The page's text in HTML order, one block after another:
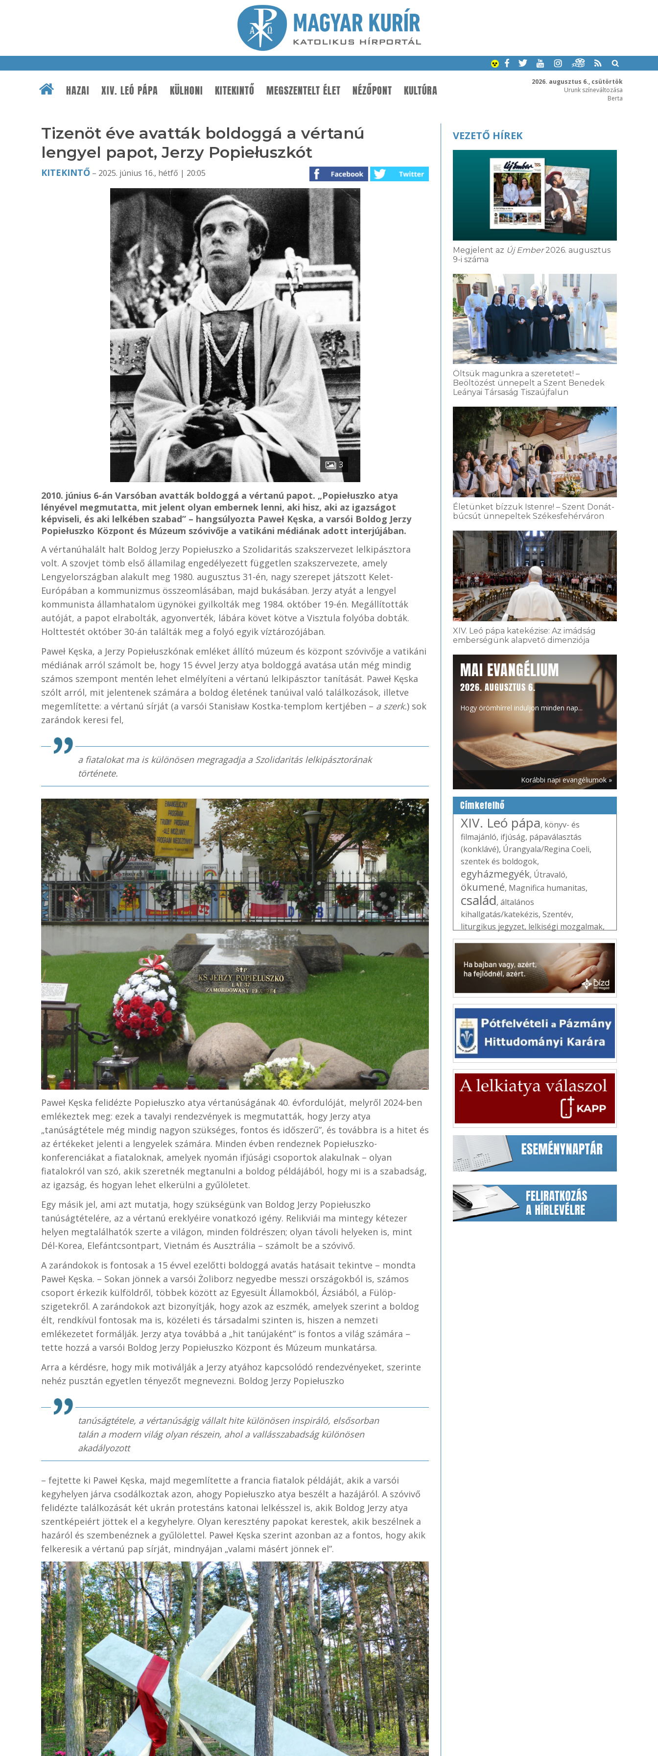
2026. augusztus 6., csütörtök
Urunk színeváltozása
Berta
HAZAI XIV. LEÓ PÁPA KÜLHONI KITEKINTŐ MEGSZENTELT ÉLET NÉZŐPONT KULTÚRA
Tizenöt éve avatták boldoggá a vértanú
lengyel papot, Jerzy Popiełuszkót
KITEKINTŐ – 2025. június 16., hétfő | 20:05
3
2010. június 6-án Varsóban avatták boldoggá a vértanú papot. „Popiełuszko atya
lényével megmutatta, mit jelent olyan embernek lenni, aki hisz, aki az igazságot
képviseli, és aki lelkében szabad” – hangsúlyozta Paweł Kęska, a varsói Boldog Jerzy
Popiełuszko Központ és Múzeum szóvivője a vatikáni médiának adott interjújában.
A vértanúhalált halt Boldog Jerzy Popiełuszko a Szolidaritás szakszervezet lelkipásztora
volt. A szovjet tömb első államilag engedélyezett független szakszervezete, amely
Lengyelországban alakult meg 1980. augusztus 31-én, nagy szerepet játszott Kelet-
Európában a kommunizmus összeomlásában, majd bukásában. Jerzy atyát a lengyel
kommunista államhatalom ügynökei gyilkolták meg 1984. október 19-én. Megállították
autóját, a papot elrabolták, agyonverték, lábára követ kötve a Visztula folyóba dobták.
Holttestét október 30-án találták meg a folyó egyik víztározójában.
Paweł Kęska, a Jerzy Popiełuszkónak emléket állító múzeum és központ szóvivője a vatikáni
médiának arról számolt be, hogy 15 évvel Jerzy atya boldoggá avatása után még mindig
számos szempont mentén lehet elmélyíteni a vértanú lelkipásztor tanítását. Paweł Kęska
szólt arról, mit jelentenek számára a boldog életének tanúival való találkozások, illetve
megemlítette: a vértanú sírját (a varsói Stanisław Kostka-templom kertjében – a szerk.) sok
zarándok keresi fel,
a fiatalokat ma is különösen megragadja a Szolidaritás lelkipásztorának
története.
Paweł Kęska felidézte Popiełuszko atya vértanúságának 40. évfordulóját, melyről 2024-ben
emlékeztek meg: ezek a tavalyi rendezvények is megmutatták, hogy Jerzy atya
„tanúságtétele még mindig nagyon szükséges, fontos és időszerű”, és továbbra is a hitet és
az értékeket jelenti a lengyelek számára. Minden évben rendeznek Popiełuszko-
konferenciákat a fiataloknak, amelyek nyomán ifjúsági csoportok alakulnak – olyan
fiatalokról van szó, akik szeretnék megtanulni a boldog példájából, hogy mi is a szabadság,
az igazság, és hogyan lehet elkerülni a gyűlöletet.
Egy másik jel, ami azt mutatja, hogy szükségünk van Boldog Jerzy Popiełuszko
tanúságtételére, az a vértanú ereklyéire vonatkozó igény. Relikviái ma mintegy kétezer
helyen megtalálhatók szerte a világon, minden földrészen; olyan távoli helyeken is, mint
Dél-Korea, Elefántcsontpart, Vietnám és Ausztrália – számolt be a szóvivő.
A zarándokok is fontosak a 15 évvel ezelőtti boldoggá avatás hatásait tekintve – mondta
Paweł Kęska. – Sokan jönnek a varsói Żoliborz negyedbe messzi országokból is, számos
csoport érkezik külföldről, többek között az Egyesült Államokból, Ázsiából, a Fülöp-
szigetekről. A zarándokok azt bizonyítják, hogy azok az eszmék, amelyek szerint a boldog
élt, rendkívül fontosak ma is, közéleti és társadalmi szinten is, hiszen a nemzeti
emlékezetet formálják. Jerzy atya továbbá a „hit tanújaként” is fontos a világ számára –
tette hozzá a varsói Boldog Jerzy Popiełuszko Központ és Múzeum munkatársa.
Arra a kérdésre, hogy mik motiválják a Jerzy atyához kapcsolódó rendezvényeket, szerinte
nehéz pusztán egyetlen tényezőt megnevezni. Boldog Jerzy Popiełuszko
tanúságtétele, a vértanúságig vállalt hite különösen inspiráló, elsősorban
talán a modern világ olyan részein, ahol a vallásszabadság különösen
akadályozott
– fejtette ki Paweł Kęska, majd megemlítette a francia fiatalok példáját, akik a varsói
kegyhelyen járva csodálkoztak azon, ahogy Popiełuszko atya beszélt a hazájáról. A szóvivő
felidézte találkozását két ukrán protestáns katonai lelkésszel is, akik Boldog Jerzy atya
szentképeiért jöttek el a kegyhelyre. Olyan keresztény papokat kerestek, akik beszélnek a
hazáról és szembenéznek a gyűlölettel. Paweł Kęska szerint azonban az a fontos, hogy akik
felkeresik a vértanú pap sírját, mindnyájan „valami másért jönnek el”.
VEZETŐ HÍREK
Megjelent az Új Ember2026. augusztus
9-i száma
Öltsük magunkra a szeretetet! –
Beöltözést ünnepelt a Szent Benedek
Leányai Társaság Tiszaújfalun
Életünket bízzuk Istenre! – Szent Donát-
búcsút ünnepeltek Székesfehérváron
XIV. Leó pápa katekézise: Az imádság
emberségünk alapvető dimenziója
MAI EVANGÉLIUM
2026. AUGUSZTUS 6.
Hogy örömhírrel induljon minden nap...
Korábbi napi evangéliumok »
Címkefelhő
XIV. Leó pápa, könyv- és
filmajánló, ifjúság, pápaválasztás
(konklávé), Úrangyala/Regina Coeli,
szentek és boldogok,
egyházmegyék, Útravaló,
ökumené, Magnifica humanitas,
család, általános
kihallgatás/katekézis, Szentév,
liturgikus jegyzet, lelkiségi mozgalmak,
elmélkedés,Vatikán,Erdő Péter